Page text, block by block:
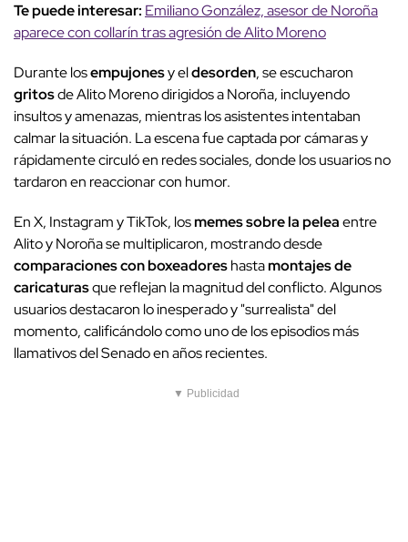
Te puede interesar: Emiliano González, asesor de Noroña
aparece con collarín tras agresión de Alito Moreno
Durante losempujonesy eldesorden, se escucharon
gritosde Alito Moreno dirigidos a Noroña, incluyendo
insultos y amenazas, mientras los asistentes intentaban
calmar la situación. La escena fue captada por cámaras y
rápidamente circuló en redes sociales, donde los usuarios no
tardaron en reaccionar con humor.
En X, Instagram y TikTok, losmemes sobre la peleaentre
Alito y Noroña se multiplicaron, mostrando desde
comparaciones con boxeadoreshastamontajes de
caricaturasque reflejan la magnitud del conflicto. Algunos
usuarios destacaron lo inesperado y "surrealista" del
momento, calificándolo como uno de los episodios más
llamativos del Senado en años recientes.
▼ Publicidad